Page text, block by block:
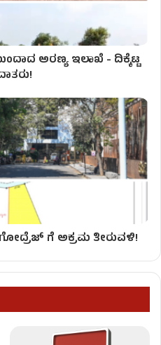
ಅರಣ್ಯ ಇಲಾಖೆ - ದಿಕ್ಕೆಟ್ಟ
ಗೋದ್ರೆಜ್ ಗೆ ಅಕ್ರಮ ತೀರುವಳಿ!